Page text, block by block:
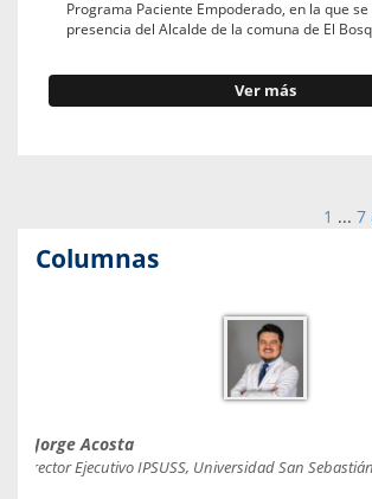
Programa Paciente Empoderado, en la que
presencia del Alcalde de la comuna de El
Ver más
1 ... 7
Columnas
Jorge Acosta
Director Ejecutivo IPSUSS, Universidad San